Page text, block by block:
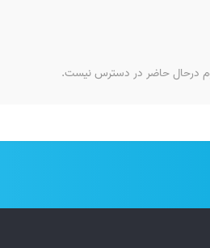
درحال حاضر در دسترس نیست.